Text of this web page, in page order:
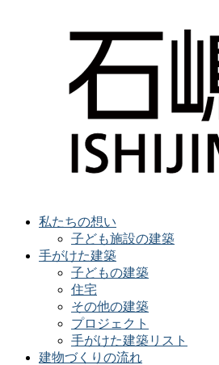
私たちの想い
子ども施設の建築
手がけた建築
子どもの建築
住宅
その他の建築
プロジェクト
手がけた建築リスト
建物づくりの流れ